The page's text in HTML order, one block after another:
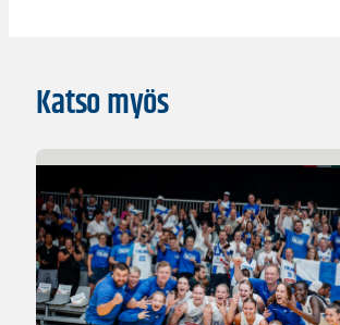
Katso myös